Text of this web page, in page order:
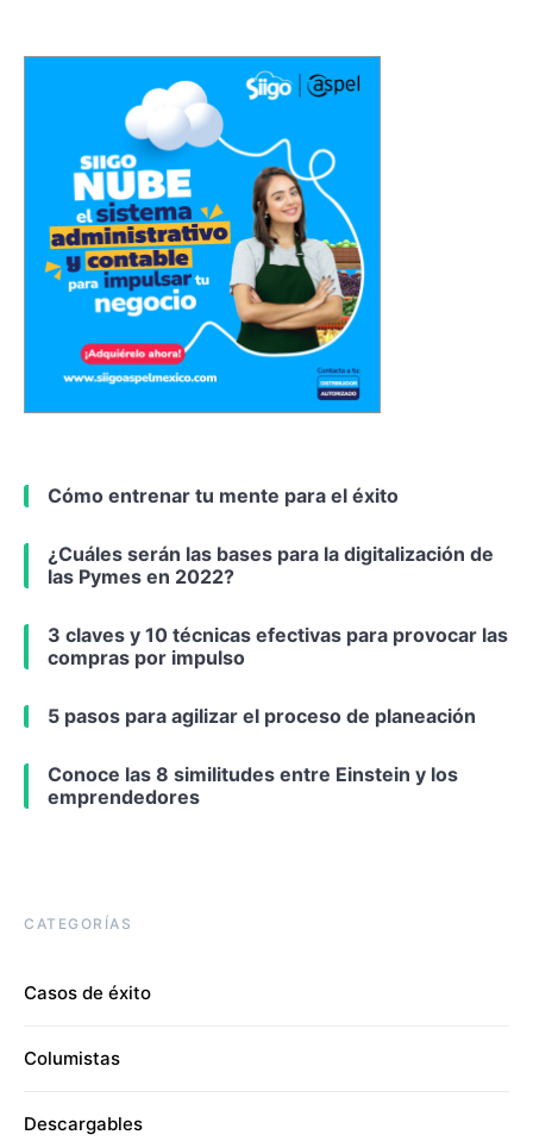
Cómo entrenar tu mente para el éxito
¿Cuáles serán las bases para la digitalización de
las Pymes en 2022?
3 claves y 10 técnicas efectivas para provocar las
compras por impulso
5 pasos para agilizar el proceso de planeación
Conoce las 8 similitudes entre Einstein y los
emprendedores
CATEGORÍAS
Casos de éxito
Columistas
Descargables